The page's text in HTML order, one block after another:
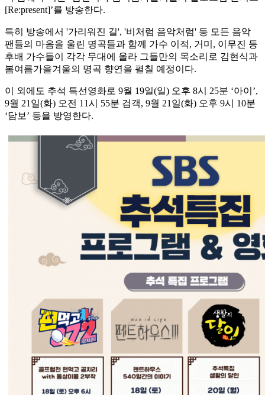
[Re:present]’를 방송한다.
특히 방송에서 '가리워진 길', '비처럼 음악처럼' 등 모든 음악
팬들의 마음을 울린 명곡들과 함께 가수 이적, 거미, 이무진 등
후배 가수들이 각각 무대에 올라 그들만의 목소리로 김현식과
봄여름가을겨울의 명곡 향연을 펼칠 예정이다.
이 외에도 추석 특선영화로 9월 19일(일) 오후 8시 25분 ‘아이’,
9월 21일(화) 오전 11시 55분 검객, 9월 21일(화) 오후 9시 10분
‘담보’ 등을 방영한다.